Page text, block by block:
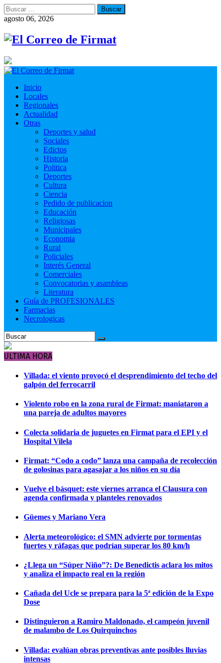
Buscar:
agosto 06, 2026
Inicio
Locales
Regionales
Actualidad
Otras
Deportes y salud
Sociales
Edictos
Historia
Politica
Deportes
Cultura
Ciencia
Pedido de publicacion
Educación
Religiosas
Municipales
Economia
Rural
Policiales
Interés General
Comerciales
Convocatorias y asambleas
Literatura
Guía de PROFESIONALES
Farmacias
Necrologicas
ULTIMA HORA
Villada: el viento provocó el desprendimiento del techo del
galpón del ferrocarril
Violento robo en la zona rural de Firmat: maniataron a
una pareja de adultos mayores
Colecta solidaria de juguetes en Firmat para el EPI y el
Hospital Vilela
Firmat: “Codo a codo” lanza una campaña de recolección
de golosinas para agasajar a los niños en su día
Vuelve el básquet: este viernes arranca el Clausura con
agenda confirmada y planteles renovados
Güemes y Mariano Vera
Alerta meteorológico: el SMN advierte por tormentas
fuertes y ráfagas que podrían superar los 80 km/h
¿Llega un “Súper Niño”?: De Benedictis aclara los mitos
y analiza el impacto real en la región
Cañada del Ucle se prepara para la 5ª edición de la Expo
Dose
Distinguieron a Ramiro Maldonado, el campeón juvenil
de malambo de Los Quirquinchos
Villada: evalúan obras preventivas ante posibles lluvias
intensas